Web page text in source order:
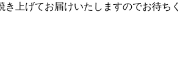
上げてお届けいたしますのでお待ちく